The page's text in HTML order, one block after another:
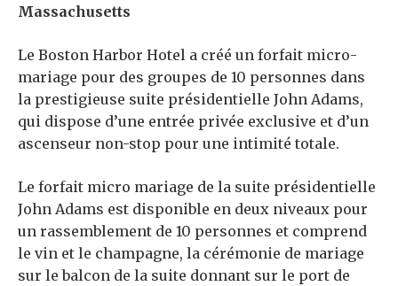
Massachusetts
Le Boston Harbor Hotel a créé un forfait micro-
mariage pour des groupes de 10 personnes dans
la prestigieuse suite présidentielle John Adams,
qui dispose d’une entrée privée exclusive et d’un
ascenseur non-stop pour une intimité totale.
Le forfait micro mariage de la suite présidentielle
John Adams est disponible en deux niveaux pour
un rassemblement de 10 personnes et comprend
le vin et le champagne, la cérémonie de mariage
sur le balcon de la suite donnant sur le port de